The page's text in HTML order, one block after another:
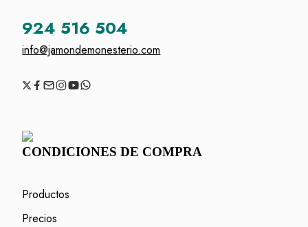
924 516 504
info@jamondemonesterio.com
CONDICIONES DE COMPRA
Productos
Precios